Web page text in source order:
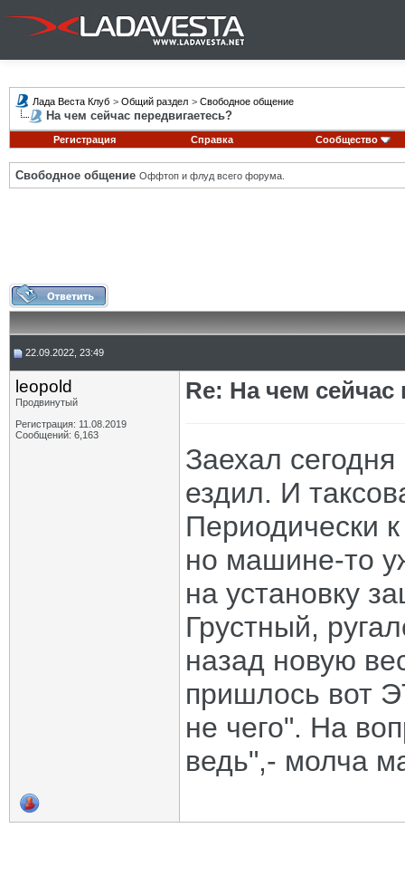
Лада Веста Клуб > Общий раздел > Свободное общение
На чем сейчас передвигаетесь?
Регистрация Справка Сообщество
Свободное общение Оффтоп и флуд всего форума.
22.09.2022, 23:49
leopold
Продвинутый
Регистрация: 11.08.2019
Сообщений: 6,163
Re: На чем сейчас
Заехал
ездил. И
Периодически
но машине-то
на установку
Грустный,
назад новую
пришлось вот
не чего". На
ведь",- молча